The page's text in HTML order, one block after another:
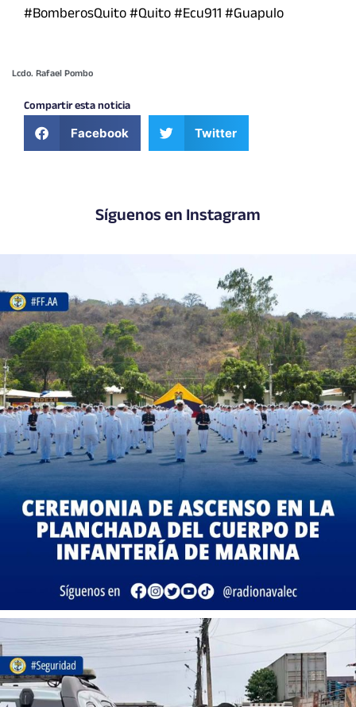
#BomberosQuito #Quito #Ecu911 #Guapulo
Lcdo. Rafael Pombo
Compartir esta noticia
Facebook Twitter
Síguenos en Instagram